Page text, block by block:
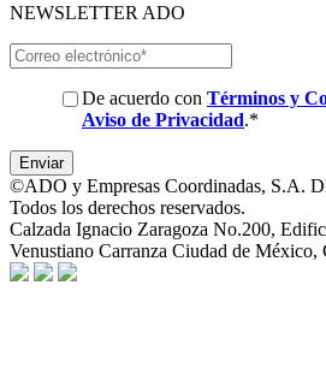
NEWSLETTER ADO
De acuerdo con Términos y
Aviso de Privacidad.*
©ADO y Empresas Coordinadas, S.A.
Todos los derechos reservados.
Calzada Ignacio Zaragoza No.200,
Venustiano Carranza Ciudad de México,